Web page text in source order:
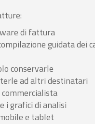
di fattura
guidata dei
conservarle
ad altri destinatari
i grafici di analisi
e tablet